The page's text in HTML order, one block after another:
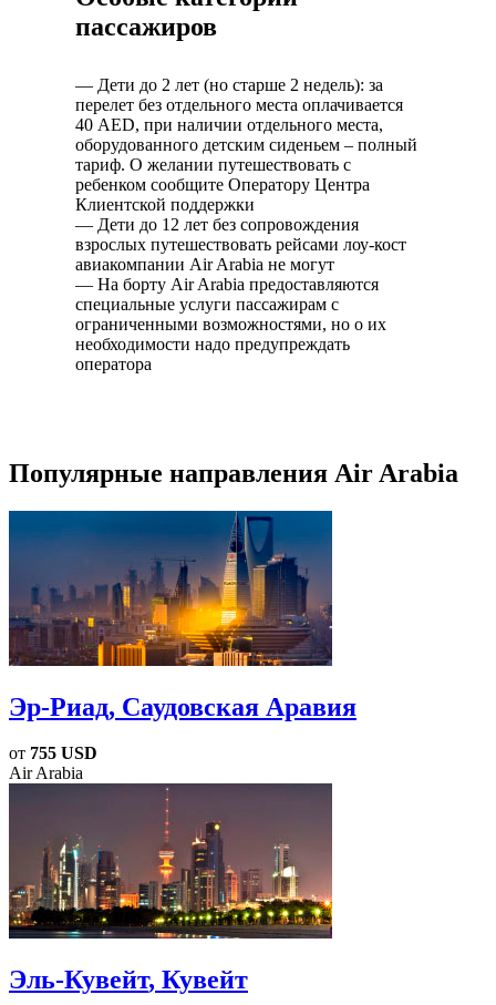
пассажиров
— Дети до 2 лет (но старше 2 недель): за
перелет без отдельного места оплачивается
40 AED, при наличии отдельного места,
оборудованного детским сиденьем – полный
тариф. О желании путешествовать с
ребенком сообщите Оператору Центра
Клиентской поддержки
— Дети до 12 лет без сопровождения
взрослых путешествовать рейсами лоу-кост
авиакомпании Air Arabia не могут
— На борту Air Arabia предоставляются
специальные услуги пассажирам с
ограниченными возможностями, но о их
необходимости надо предупреждать
оператора
Популярные направления Air Arabia
Эр-Риад, Саудовская Аравия
от 755 USD
Air Arabia
Эль-Кувейт, Кувейт